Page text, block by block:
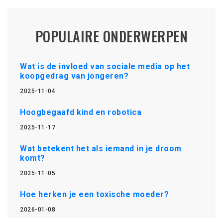
POPULAIRE ONDERWERPEN
Wat is de invloed van sociale media op het
koopgedrag van jongeren?
2025-11-04
Hoogbegaafd kind en robotica
2025-11-17
Wat betekent het als iemand in je droom
komt?
2025-11-05
Hoe herken je een toxische moeder?
2026-01-08